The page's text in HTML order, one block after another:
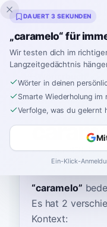
Inklingo
Startseite›Spanisch›
kah-rah-MEH-loh
“caramelo”
Es hat 2
Kontext:
DAUERT 3 SEKUNDEN
„caramelo“ für
Wir testen dich im
Langzeitgedächtnis
Wörter in deinen
Smarte Wiederholung im
Verfolge, was du gelernt
Ein-Klick-